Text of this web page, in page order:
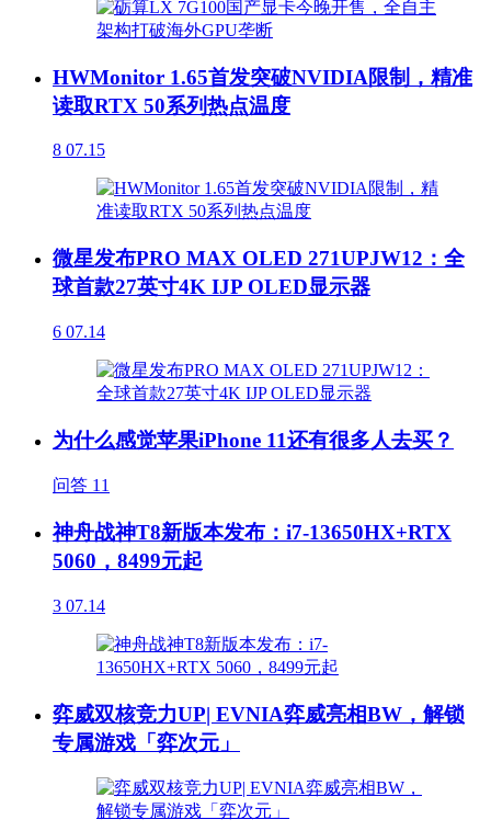
HWMonitor 1.65首发突破NVIDIA限制，精准
读取RTX 50系列热点温度
8 07.15
微星发布PRO MAX OLED 271UPJW12：全
球首款27英寸4K IJP OLED显示器
6 07.14
为什么感觉苹果iPhone 11还有很多人去买？
问答 11
神舟战神T8新版本发布：i7-13650HX+RTX
5060，8499元起
3 07.14
弈威双核竞力UP| EVNIA弈威亮相BW，解锁
专属游戏「弈次元」